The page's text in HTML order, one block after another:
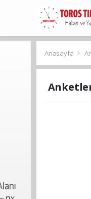
Anasayfa